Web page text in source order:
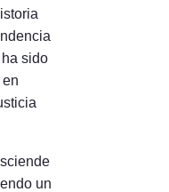
sido
un